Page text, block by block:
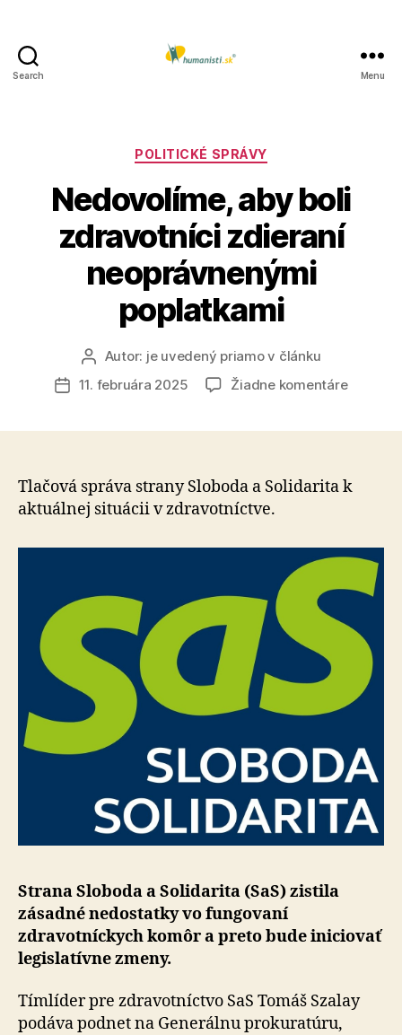
Search Menu
Kategórie
POLITICKÉ SPRÁVY
Nedovolíme, aby boli
zdravotníci zdieraní
neoprávnenými
poplatkami
Autor
článku
Autor: je uvedený priamo v článku
Dátum
11. februára 2025 Žiadne komentárena
zdieraní
Tlačová správa strany Sloboda a Solidarita k
aktuálnej situácii v zdravotníctve.
Strana Sloboda a Solidarita (SaS) zistila
zásadné nedostatky vo fungovaní
zdravotníckych komôr a preto bude iniciovať
legislatívne zmeny.
Tímlíder pre zdravotníctvo SaS Tomáš Szalay
podáva podnet na Generálnu prokuratúru,